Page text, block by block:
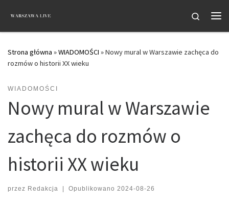
Przejdź do treści
Search
Strona główna »WIADOMOŚCI »Nowy mural w Warszawie zachęca do
rozmów o historii XX wieku
WIADOMOŚCI
Nowy mural w Warszawie
zachęca do rozmów o
historii XX wieku
przez Redakcja | Opublikowano 2024-08-26